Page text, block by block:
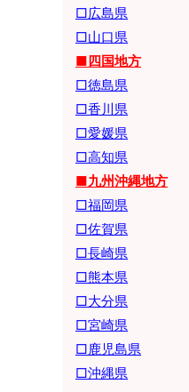
□広島県
□山口県
■四国地方
□徳島県
□香川県
□愛媛県
□高知県
■九州沖縄地方
□福岡県
□佐賀県
□長崎県
□熊本県
□大分県
□宮崎県
□鹿児島県
□沖縄県